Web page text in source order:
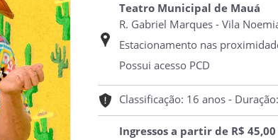
Teatro Municipal de Mauá
R. Gabriel Marques - Vila
Estacionamento nas
Possui acesso PCD
Classificação: 16 anos -
Ingressos a partir de R$